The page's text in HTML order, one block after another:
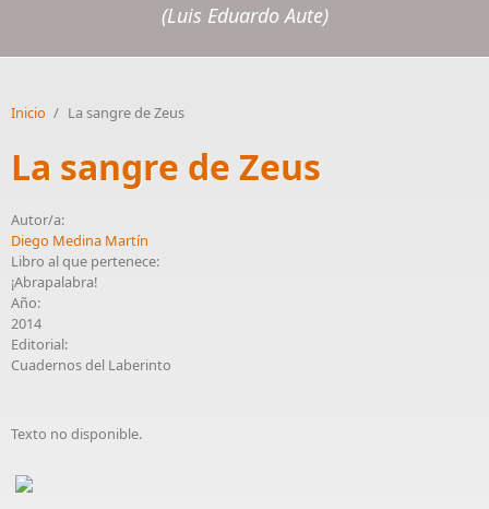
(Luis Eduardo Aute)
Inicio / La sangre de Zeus
La sangre de Zeus
Autor/a:
Diego Medina Martín
Libro al que pertenece:
¡Abrapalabra!
Año:
2014
Editorial:
Cuadernos del Laberinto
Texto no disponible.